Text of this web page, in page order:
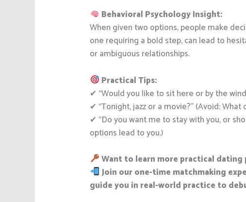
Behavioral Psychology Insight:
When given two options, people make
one requiring a bold step, can lead to
or ambiguous relationships.
Practical Tips:
✔ “Would you like to sit here or by the
✔ “Tonight, jazz or a movie?” (Avoid:
✔ “Do you want me to stay with you, or
options lead to you.)
Want to learn more practical dating
Join our one-time matchmaking
guide you in real-world practice to